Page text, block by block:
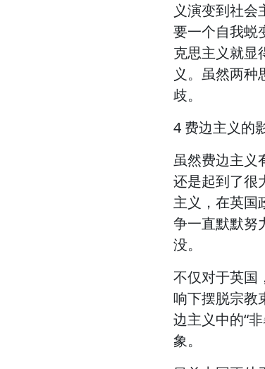
义演变到社
要一个自我蜕
克思主义就显
义。虽然两
歧。
4 费边主义的
虽然费边主义
还是起到了很
主义，在英国
争一直默默努
没。
不仅对于英国
响下摆脱宗教
边主义中的“
象。